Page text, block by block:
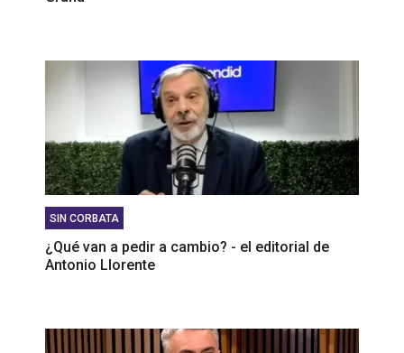
SIN CORBATA
¿Qué van a pedir a cambio? - el editorial de
Antonio Llorente